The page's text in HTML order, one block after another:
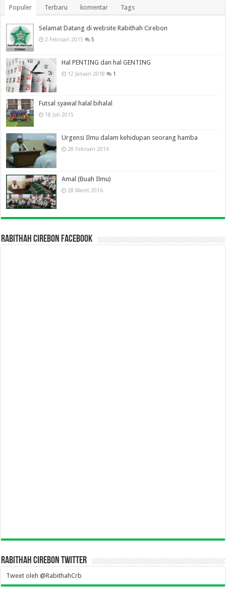
Populer Terbaru komentar Tags
Selamat Datang di website Rabithah Cirebon
2 Februari 2015 5
Hal PENTING dan hal GENTING
12 Januari 2018 1
Futsal syawal halal bihalal
18 Juli 2015
Urgensi Ilmu dalam kehidupan seorang hamba
28 Februari 2016
Amal (Buah Ilmu)
28 Maret 2016
Rabithah Cirebon Facebook
Rabithah Cirebon Twitter
Tweet oleh @RabithahCrb